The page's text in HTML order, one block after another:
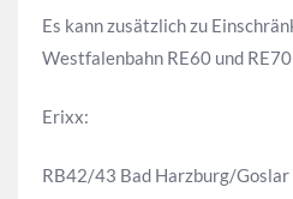
Es kann zusätzlich zu
Westfalenbahn RE60 und
Erixx:
RB42/43 Bad Harzburg/Goslar